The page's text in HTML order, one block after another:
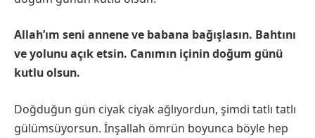
Allah’ım seni annene ve babana bağışlasın. Bahtını
ve yolunu açık etsin. Canımın içinin doğum günü
kutlu olsun.
Doğduğun gün ciyak ciyak ağlıyordun, şimdi tatlı tatlı
gülümsüyorsun. İnşallah ömrün boyunca böyle hep